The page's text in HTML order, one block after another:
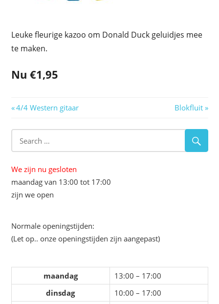
Leuke fleurige kazoo om Donald Duck geluidjes mee
te maken.
Nu €1,95
Berichtnavigatie
Previous
4/4 Western gitaar
Next
Blokfluit
We zijn nu gesloten
maandag van 13:00 tot 17:00
zijn we open
Normale openingstijden:
(Let op.. onze openingstijden zijn aangepast)
maandag
13:00 – 17:00
dinsdag
10:00 – 17:00